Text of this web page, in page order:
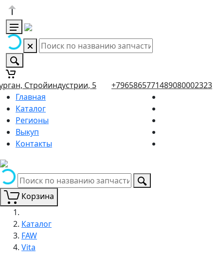
Стройиндустрии, 5 +7965865771489080002323
Главная
Каталог
Регионы
Выкуп
Контакты
Корзина
Каталог
FAW
Vita